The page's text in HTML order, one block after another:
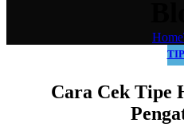
Home
Cara Cek Tipe